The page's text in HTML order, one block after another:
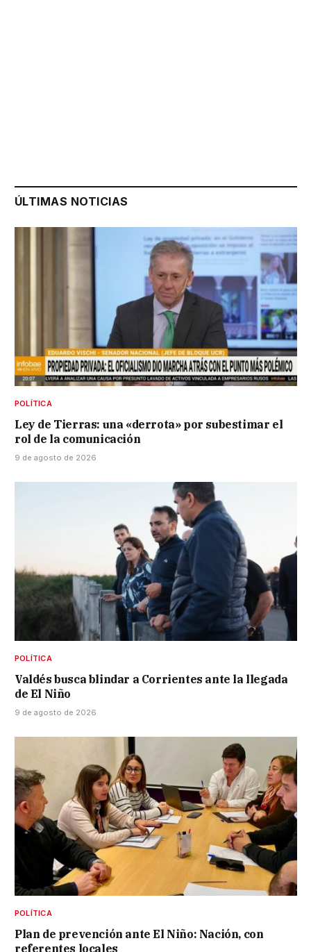
ÚLTIMAS NOTICIAS
POLÍTICA
Ley de Tierras: una «derrota» por subestimar el
rol de la comunicación
9 de agosto de 2026
POLÍTICA
Valdés busca blindar a Corrientes ante la llegada
de El Niño
9 de agosto de 2026
POLÍTICA
Plan de prevención ante El Niño: Nación, con
referentes locales